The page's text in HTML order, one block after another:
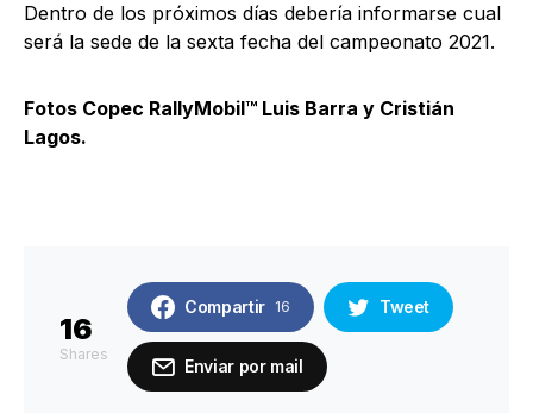
Dentro de los próximos días debería informarse cual
será la sede de la sexta fecha del campeonato 2021.
Fotos Copec RallyMobil™ Luis Barra y Cristián
Lagos.
16
Shares
Compartir 16 Tweet
Enviar por mail